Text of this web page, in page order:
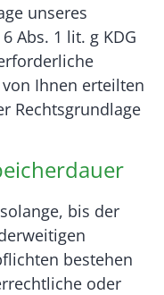
unseres
Abs. 1 lit. g KDG
Ihnen erteilten
Rechtsgrundlage
bis der
bestehen
oder